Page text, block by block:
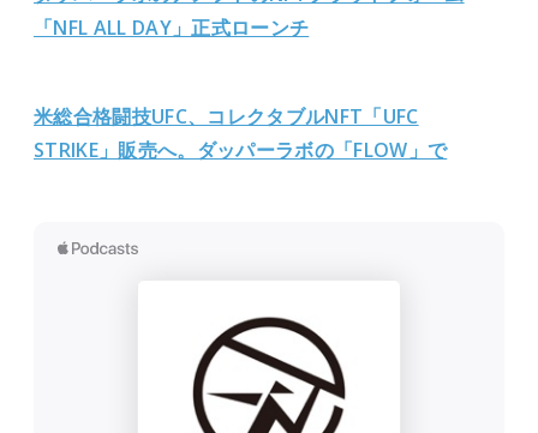
「NFL ALL DAY」正式ローンチ
米総合格闘技UFC、コレクタブルNFT「UFC
STRIKE」販売へ。ダッパーラボの「FLOW」で